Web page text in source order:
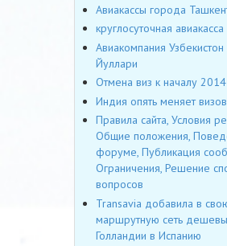
Авиакассы города
круглосуточная авиакасса
Авиакомпания
Йуллари
Отмена виз к началу
Индия опять меняет
Правила сайта, Условия
Общие положения,
форуме, Публикация
Ограничения, Решение
вопросов
Transavia добавила в
маршрутную сеть
Голландии в Испанию